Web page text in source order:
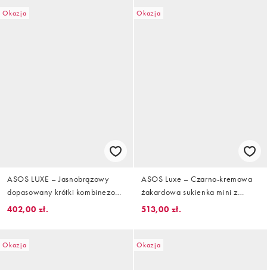
Okazja
ASOS LUXE – Jasnobrązowy
dopasowany krótki kombinezon
w prążki
402,00 zł.
Okazja
ASOS Luxe – Czarno-kremowa
żakardowa sukienka mini z
marszczoną spódnicą
513,00 zł.
Okazja Okazja